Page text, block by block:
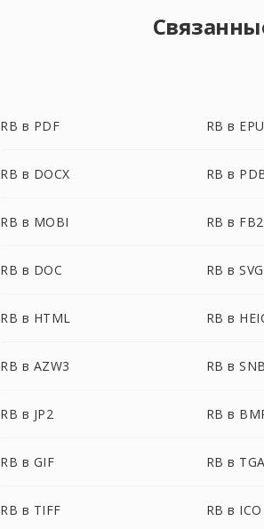
RB в PDF RB в
RB в DOCX RB в
RB в MOBI RB в FB2
RB в DOC RB в SVG
RB в HTML RB в
RB в AZW3 RB в SNB
RB в JP2 RB в
RB в GIF RB в TGA
RB в TIFF RB в ICO